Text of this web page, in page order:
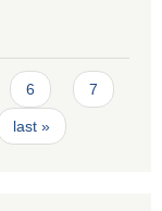
6 7
last »